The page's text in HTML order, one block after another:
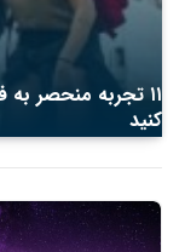
۱۱ تجربه منحصر
کنید